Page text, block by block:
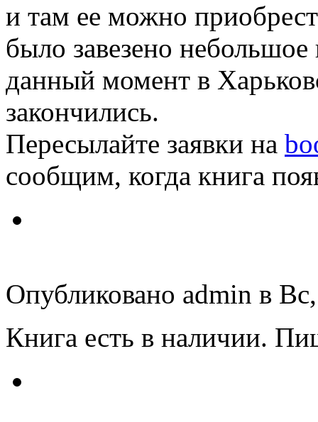
и там ее можно
было завезено
данный момент в
закончились.
Пересылайте заявки на
сообщим, когда книга
Опубликовано admin в
Книга есть в наличии.